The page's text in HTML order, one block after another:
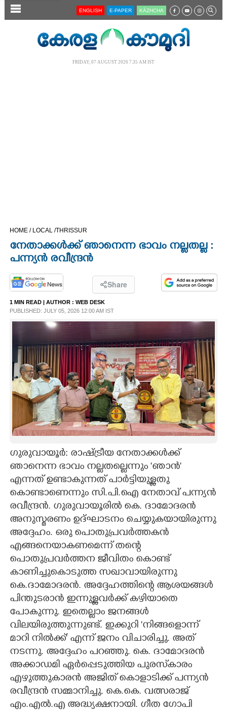
SECTIONS
OPINION
LIFESTYLE
SPIRITUAL
INFO+
LITERATURE
ZOOM
CONTACT US
ENGLISH E-PAPER KĀZHCHA
FRIDAY, 07 AUGUST 2026 7.35 AM IST
HOME / LOCAL /THRISSUR
നേതാക്കൾക്ക് ഞാനെന്ന ഭാവം നല്ലതല്ല :
പന്ന്യൻ രവീന്ദ്രൻ
Share
1 MIN READ | AUTHOR : WEB DESK
PUBLISHED: JULY 05, 2026 12:00 AM IST
ഗുരുവായൂർ: രാഷ്ട്രീയ നേതാക്കൾക്ക്
ഞാനെന്ന ഭാവം നല്ലതല്ലെന്നും 'ഞാൻ'
എന്നത് ഉണ്ടാകുന്നത് പാർട്ടിയുള്ളതു
കൊണ്ടാണെന്നും സി.പി.ഐ നേതാവ് പന്ന്യൻ
രവീന്ദ്രൻ. ഗുരുവായൂരിൽ കെ. ദാമോദരൻ
അനുസ്മരണം ഉദ്ഘാടനം ചെയ്യുകയായിരുന്നു
അദ്ദേഹം. ഒരു പൊതുപ്രവർത്തകൻ
എങ്ങനെയാകണമെന്ന് തന്റെ
പൊതുപ്രവർത്തന ജീവിതം കൊണ്ട്
കാണിച്ചുകൊടുത്ത സഖാവായിരുന്നു
കെ.ദാമോദരൻ. അദ്ദേഹത്തിന്റെ ആശയങ്ങൾ
പിന്തുടരാൻ ഇന്നുള്ളവർക്ക് കഴിയാതെ
പോകുന്നു. ഇതെല്ലാം ജനങ്ങൾ
വിലയിരുത്തുന്നുണ്ട്. ഇക്കുറി 'നിങ്ങളൊന്ന്
മാറി നിൽക്ക്' എന്ന് ജനം വിചാരിച്ചു. അത്
നടന്നു. അദ്ദേഹം പറഞ്ഞു. കെ. ദാമോദരൻ
അക്കാഡമി ഏർപ്പെടുത്തിയ പുരസ്‌കാരം
എഴുത്തുകാരൻ അജിത് കൊളാടിക്ക് പന്ന്യൻ
രവീന്ദ്രൻ സമ്മാനിച്ചു. കെ.കെ. വത്സരാജ്
എം.എൽ.എ അദ്ധ്യക്ഷനായി. ഗീത ഗോപി